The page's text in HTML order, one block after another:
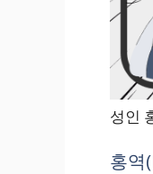
성인
홍역